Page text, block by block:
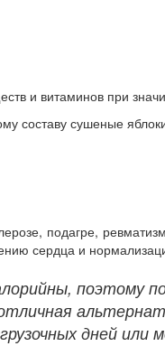
и витаминов при
составу сушеные
подагре,
сердца и
поэтому
дней